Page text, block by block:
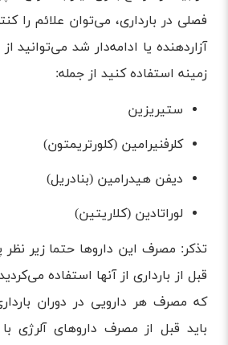
فصلی در بارداری، می‌توان علائم را
آزاردهنده یا ادامه‌دار شد می‌توانید
زمینه استفاده کنید از جمله:
ستیریزین
کلرفنیرامین (کلورتریمتون)
دیفن هیدرامین (بنادریل)
لوراتادین (کلاریتین)
تذکر: مصرف این داروها حتما زیر
قبل از بارداری از آنها استفاده
که مصرف هر دارویی در دوران
باید قبل از مصرف داروهای آلرژی